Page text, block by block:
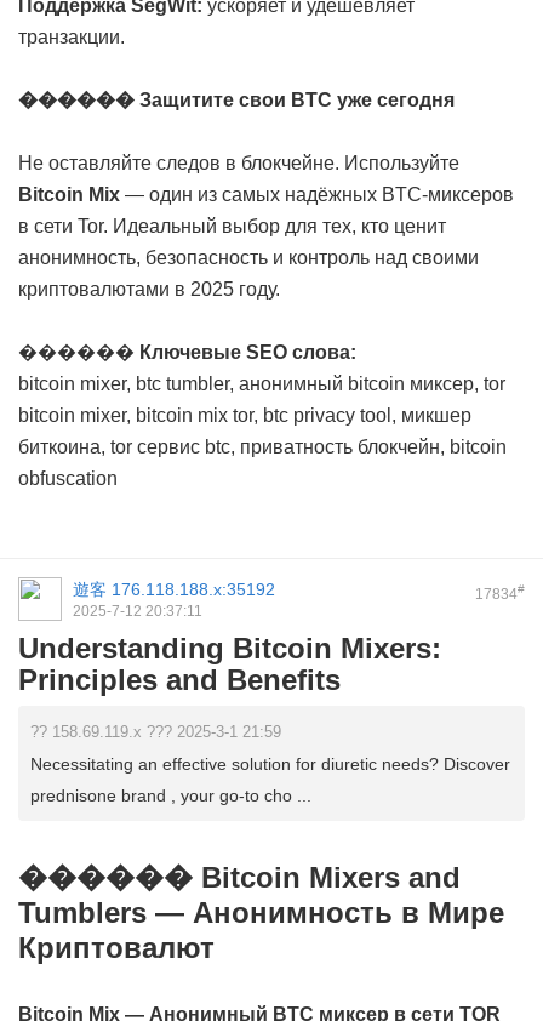
Поддержка SegWit: ускоряет и удешевляет
транзакции.
������ Защитите свои BTC уже сегодня
Не оставляйте следов в блокчейне. Используйте
Bitcoin Mix — один из самых надёжных BTC-миксеров
в сети Tor. Идеальный выбор для тех, кто ценит
анонимность, безопасность и контроль над своими
криптовалютами в 2025 году.
������ Ключевые SEO слова:
bitcoin mixer, btc tumbler, анонимный bitcoin миксер, tor
bitcoin mixer, bitcoin mix tor, btc privacy tool, микшер
биткоина, tor сервис btc, приватность блокчейн, bitcoin
obfuscation
17834#
遊客 176.118.188.x:35192
2025-7-12 20:37:11
Understanding Bitcoin Mixers:
Principles and Benefits
?? 158.69.119.x ??? 2025-3-1 21:59
Necessitating an effective solution for diuretic needs? Discover
prednisone brand , your go-to cho ...
������ Bitcoin Mixers and
Tumblers — Анонимность в Мире
Криптовалют
Bitcoin Mix — Анонимный BTC миксер в сети TOR